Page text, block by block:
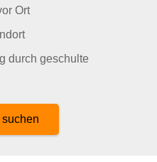
Ort
durch geschulte
suchen